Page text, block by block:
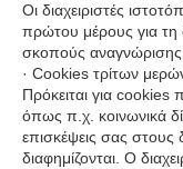
Οι διαχειριστές
πρώτου μέρους για τη
σκοπούς
· Cookies τρίτων
Πρόκειται για cookies
όπως π.χ. κοινωνικά
επισκέψεις σας
διαφημίζονται. Ο